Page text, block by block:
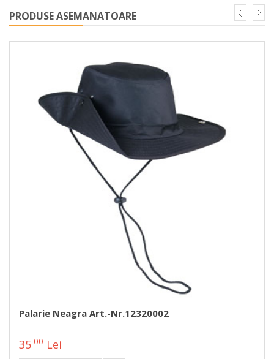
PRODUSE ASEMANATOARE
Palarie Neagra Art.-Nr.12320002
35 00 Lei